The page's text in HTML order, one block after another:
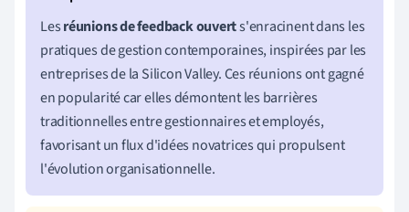
Lesréunions de feedback ouverts'enracinent dans les
pratiques de gestion contemporaines, inspirées par les
entreprises de la Silicon Valley. Ces réunions ont gagné
en popularité car elles démontent les barrières
traditionnelles entre gestionnaires et employés,
favorisant un flux d'idées novatrices qui propulsent
l'évolution organisationnelle.